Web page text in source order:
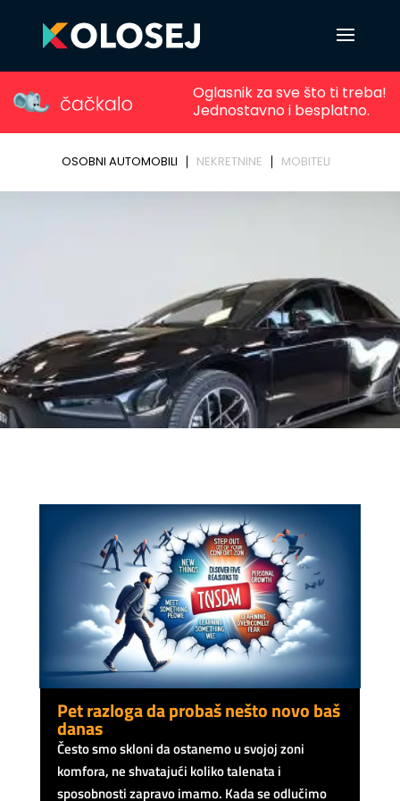
Pet razloga da probaš nešto novo baš
danas
Često smo skloni da ostanemo u svojoj zoni
komfora, ne shvatajući koliko talenata i
sposobnosti zapravo imamo. Kada se odlučimo